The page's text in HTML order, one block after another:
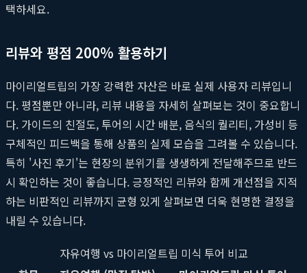
택하세요.
리뷰와 평점 200% 활용하기
마이리얼트립의 가장 강력한 자산은 바로 실제 사용자 리뷰입니
다. 평점뿐만 아니라, 리뷰 내용을 자세히 살펴보는 것이 중요합니
다. 가이드의 친절도, 투어의 시간 배분, 음식의 퀄리티, 가성비 등
구체적인 피드백을 통해 상품의 실제 모습을 그려볼 수 있습니다.
특히 '사진 후기'는 현장의 분위기를 생생하게 전달해주므로 반드
시 확인하는 것이 좋습니다. 긍정적인 리뷰와 함께 개선점을 지적
하는 비판적인 리뷰까지 균형 있게 살펴보면 더욱 현명한 결정을
내릴 수 있습니다.
자유여행 vs 마이리얼트립 미식 투어 비교